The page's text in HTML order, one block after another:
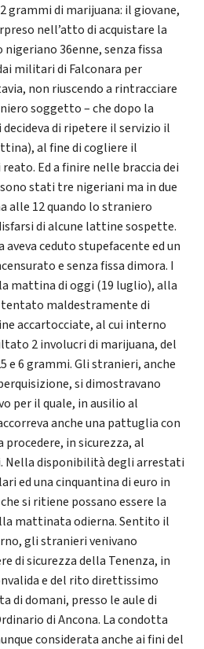
grammi di marijuana: il giovane,
nell’atto di acquistare la
36enne, senza fissa
militari di Falconara per
non riuscendo a rintracciare
soggetto – che dopo la
decideva di ripetere il servizio il
al fine di cogliere il
Ed a finire nelle braccia dei
stati tre nigeriani ma in due
alle 12 quando lo straniero
di alcune lattine sospette.
ceduto stupefacente ed un
e senza fissa dimora. I
mattina di oggi (19 luglio), alla
maldestramente di
accartocciate, al cui interno
2 involucri di marijuana, del
e 6 grammi. Gli stranieri, anche
si dimostravano
per il quale, in ausilio al
anche una pattuglia con
procedere, in sicurezza, al
disponibilità degli arrestati
ed una cinquantina di euro in
si ritiene possano essere la
mattinata odierna. Sentito il
gli stranieri venivano
di sicurezza della Tenenza, in
e del rito direttissimo
di domani, presso le aule di
di Ancona. La condotta
considerata anche ai fini del